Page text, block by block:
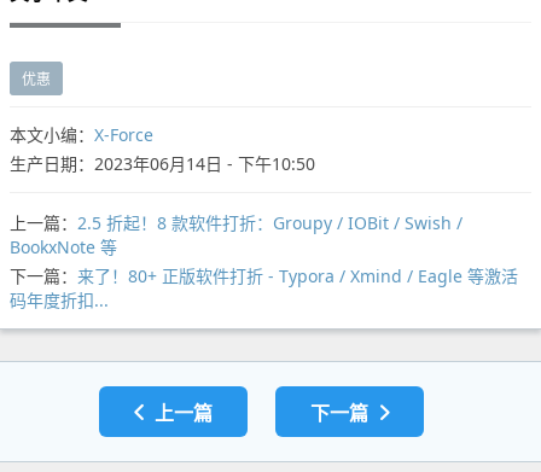
优惠
本文小编： X-Force
生产日期：2023年06月14日 - 下午10:50
上一篇： 2.5 折起！8 款软件打折：Groupy / IOBit / Swish /
BookxNote 等
下一篇： 来了！80+ 正版软件打折 - Typora / Xmind / Eagle 等激活
码年度折扣...
上一篇 下一篇